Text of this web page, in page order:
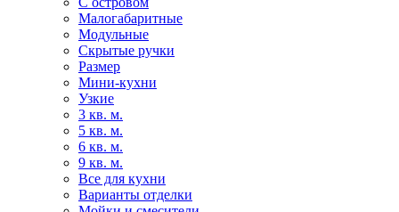
Малогабаритные
Модульные
Скрытые ручки
Размер
Мини-кухни
Узкие
3 кв. м.
5 кв. м.
6 кв. м.
9 кв. м.
Все для кухни
Варианты отделки